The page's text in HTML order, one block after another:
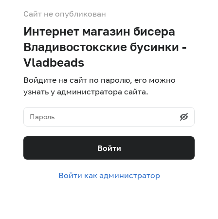
Сайт не опубликован
Интернет магазин бисера
Владивостокские бусинки -
Vladbeads
Войдите на сайт по паролю, его можно
узнать у администратора сайта.
Войти
Войти как администратор